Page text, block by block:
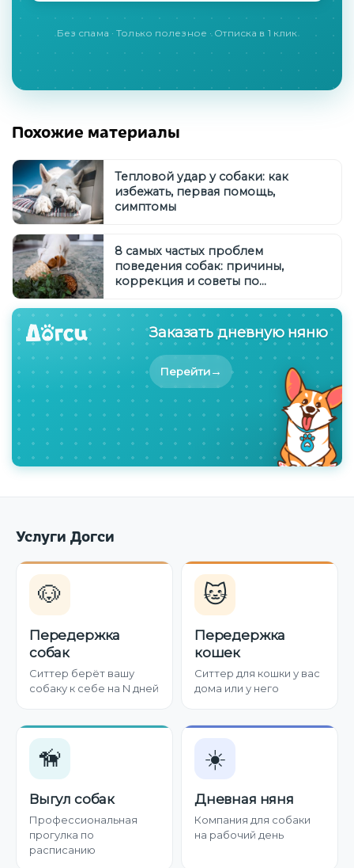
Без спама · Только полезное · Отписка в 1 клик
Похожие материалы
Тепловой удар у собаки: как
избежать, первая помощь,
симптомы
8 самых частых проблем
поведения собак: причины,
коррекция и советы по
Заказать дневную няню
Перейти→
Услуги Догси
🐶
Передержка
собак
Ситтер берёт вашу
собаку к себе на N дней
🐱
Передержка
кошек
Ситтер для кошки у вас
дома или у него
🦮
Выгул собак
Профессиональная
прогулка по
расписанию
☀️
Дневная няня
Компания для собаки
на рабочий день